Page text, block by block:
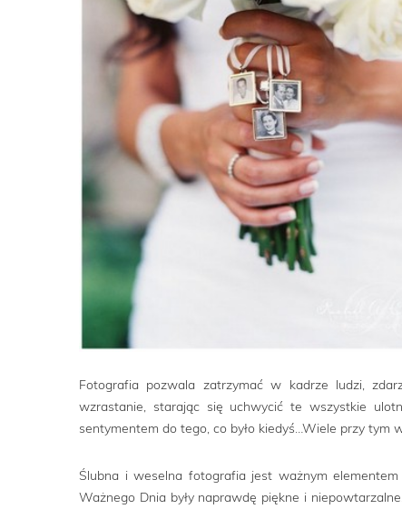
Fotografia pozwala zatrzymać w kadrze ludzi,
wzrastanie, starając się uchwycić te wszystkie
sentymentem do tego, co było kiedyś…Wiele przy tym
Ślubna i weselna fotografia jest ważnym
Ważnego Dnia były naprawdę piękne i